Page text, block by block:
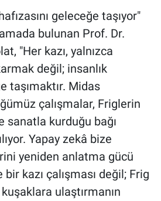
geleceğe taşıyor"
bulunan Prof. Dr.
"Her kazı, yalnızca
değil; insanlık
taşımaktır. Midas
çalışmalar, Friglerin
sanatla kurduğu bağı
Yapay zekâ bize
yeniden anlatma gücü
kazı çalışması değil; Frig
ulaştırmanın